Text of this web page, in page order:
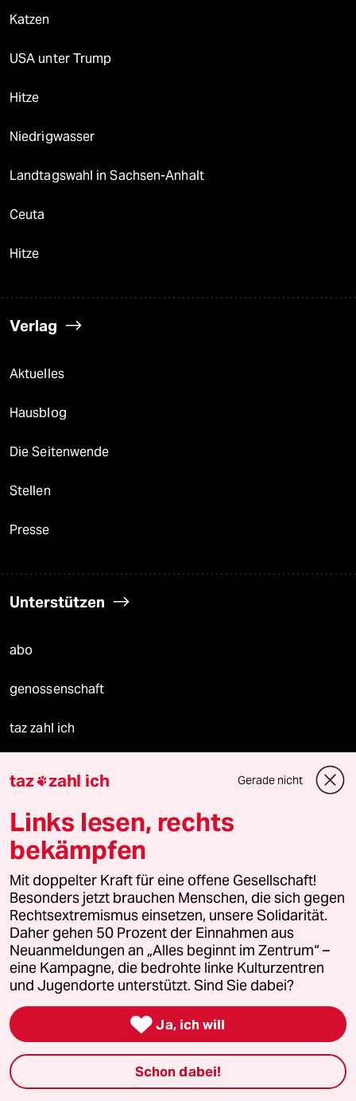
Katzen
USA unter Trump
Hitze
Niedrigwasser
Landtagswahl in Sachsen-Anhalt
Ceuta
Hitze
Verlag
Aktuelles
Hausblog
Die Seitenwende
Stellen
Presse
Unterstützen
abo
genossenschaft
taz zahl ich
panterpreis 2026
Podcast
bundestalk
fernverbindung
klima update°
Mauerecho
taz zahl ich Gerade nicht
Links lesen, rechts
bekämpfen
Mit doppelter Kraft für eine offene Gesellschaft!
Besonders jetzt brauchen Menschen, die sich gegen
Rechtsextremismus einsetzen, unsere Solidarität.
Daher gehen 50 Prozent der Einnahmen aus
Neuanmeldungen an „Alles beginnt im Zentrum“ –
eine Kampagne, die bedrohte linke Kulturzentren
und Jugendorte unterstützt. Sind Sie dabei?
 Ja, ich will
Schon dabei!